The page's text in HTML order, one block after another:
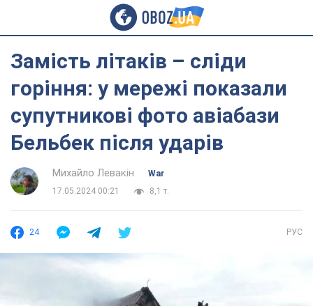
Замість літаків – сліди
горіння: у мережі показали
супутникові фото авіабази
Бельбек після ударів
Михайло Левакін
War
17.05.2024 00:21
8,1 т.
24 РУС